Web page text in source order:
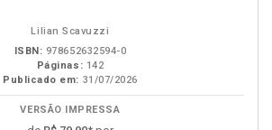
Lilian Scavuzzi
ISBN: 978652632594-0
Páginas: 142
Publicado em: 31/07/2026
VERSÃO IMPRESSA